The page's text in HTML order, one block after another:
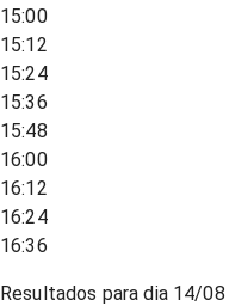
15:00
15:12
15:24
15:36
15:48
16:00
16:12
16:24
16:36
Resultados para dia 14/08